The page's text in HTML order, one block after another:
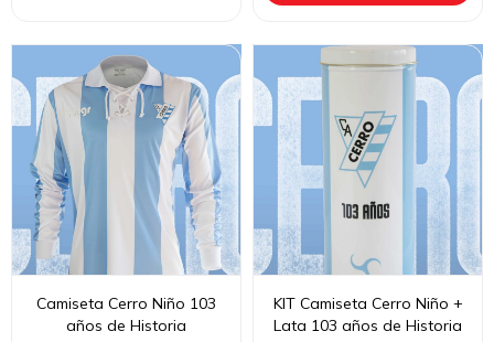
Camiseta Cerro Niño 103
años de Historia
KIT Camiseta Cerro Niño +
Lata 103 años de Historia